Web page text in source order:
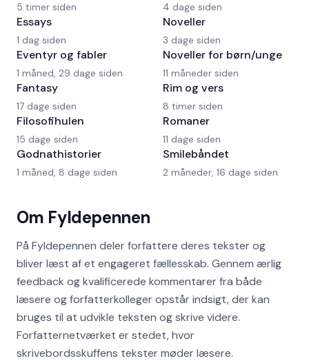
Om Fyldepennen
På Fyldepennen deler forfattere deres tekster og
bliver læst af et engageret fællesskab. Gennem ærlig
feedback og kvalificerede kommentarer fra både
læsere og forfatterkolleger opstår indsigt, der kan
bruges til at udvikle teksten og skrive videre.
Forfatternetværket er stedet, hvor
skrivebordsskuffens tekster møder læsere.
5 timer siden
Essays
1 dag siden
Eventyr og fabler
1 måned, 29 dage siden
Fantasy
17 dage siden
Filosofihulen
15 dage siden
Godnathistorier
1 måned, 8 dage siden
4 dage siden
Noveller
3 dage siden
Noveller for børn/unge
11 måneder siden
Rim og vers
8 timer siden
Romaner
11 dage siden
Smilebåndet
2 måneder, 16 dage siden